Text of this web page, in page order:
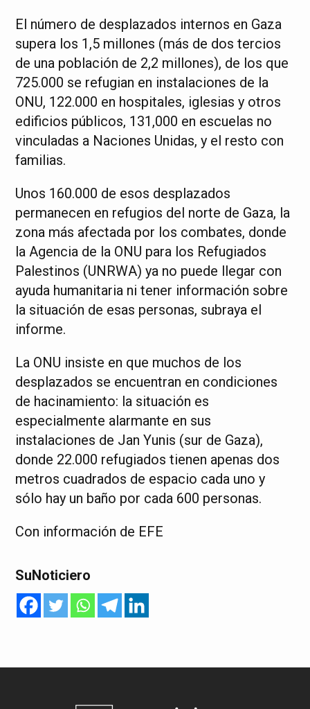
El número de desplazados internos en Gaza
supera los 1,5 millones (más de dos tercios
de una población de 2,2 millones), de los que
725.000 se refugian en instalaciones de la
ONU, 122.000 en hospitales, iglesias y otros
edificios públicos, 131,000 en escuelas no
vinculadas a Naciones Unidas, y el resto con
familias.
Unos 160.000 de esos desplazados
permanecen en refugios del norte de Gaza, la
zona más afectada por los combates, donde
la Agencia de la ONU para los Refugiados
Palestinos (UNRWA) ya no puede llegar con
ayuda humanitaria ni tener información sobre
la situación de esas personas, subraya el
informe.
La ONU insiste en que muchos de los
desplazados se encuentran en condiciones
de hacinamiento: la situación es
especialmente alarmante en sus
instalaciones de Jan Yunis (sur de Gaza),
donde 22.000 refugiados tienen apenas dos
metros cuadrados de espacio cada uno y
sólo hay un baño por cada 600 personas.
Con información de EFE
SuNoticiero